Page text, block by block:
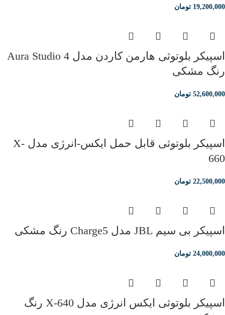
19,200,000 تومان
اسپیکر بلوتوثی هارمن کاردن مدل Aura Studio 4
رنگ مشکی
52,600,000 تومان
اسپیکر بلوتوثی قابل حمل ایکس-انرژی مدل X-
660
22,500,000 تومان
اسپیکر بی سیم JBL مدل Charge5 رنگ مشکی
24,000,000 تومان
اسپیکر بلوتوثی ایکس انرژی مدل X-640 رنگ